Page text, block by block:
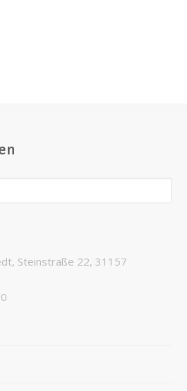
Steinstraße 22, 31157